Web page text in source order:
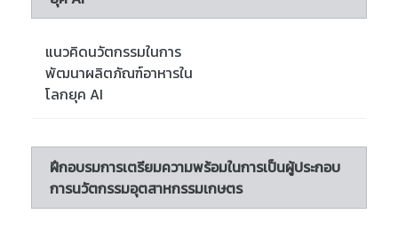
แนวคิดนวัตกรรมในการ
พัฒนาผลิตภัณฑ์อาหารใน
โลกยุค AI
ฝึกอบรมการเตรียมความพร้อมในการเป็นผู้ประกอบ
การนวัตกรรมอุตสาหกรรมเกษตร